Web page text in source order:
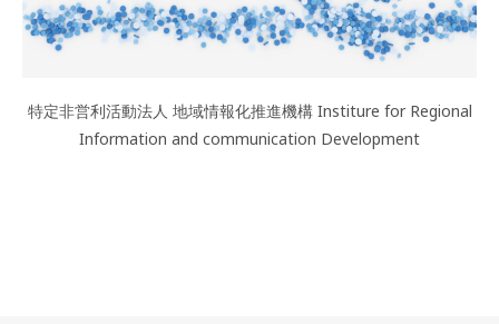
特定非営利活動法人 地域情報化推進機構 Institure for Regional
Information and communication Development